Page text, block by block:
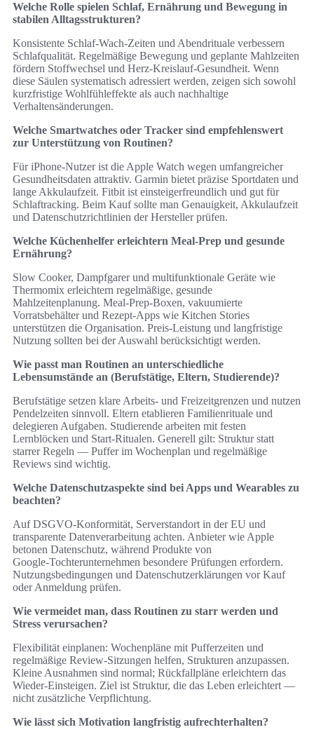
Welche Rolle spielen Schlaf, Ernährung und Bewegung in
stabilen Alltagsstrukturen?
Konsistente Schlaf‑Wach‑Zeiten und Abendrituale verbessern
Schlafqualität. Regelmäßige Bewegung und geplante Mahlzeiten
fördern Stoffwechsel und Herz‑Kreislauf‑Gesundheit. Wenn
diese Säulen systematisch adressiert werden, zeigen sich sowohl
kurzfristige Wohlfühleffekte als auch nachhaltige
Verhaltensänderungen.
Welche Smartwatches oder Tracker sind empfehlenswert
zur Unterstützung von Routinen?
Für iPhone‑Nutzer ist die Apple Watch wegen umfangreicher
Gesundheitsdaten attraktiv. Garmin bietet präzise Sportdaten und
lange Akkulaufzeit. Fitbit ist einsteigerfreundlich und gut für
Schlaftracking. Beim Kauf sollte man Genauigkeit, Akkulaufzeit
und Datenschutzrichtlinien der Hersteller prüfen.
Welche Küchenhelfer erleichtern Meal‑Prep und gesunde
Ernährung?
Slow Cooker, Dampfgarer und multifunktionale Geräte wie
Thermomix erleichtern regelmäßige, gesunde
Mahlzeitenplanung. Meal‑Prep‑Boxen, vakuumierte
Vorratsbehälter und Rezept‑Apps wie Kitchen Stories
unterstützen die Organisation. Preis‑Leistung und langfristige
Nutzung sollten bei der Auswahl berücksichtigt werden.
Wie passt man Routinen an unterschiedliche
Lebensumstände an (Berufstätige, Eltern, Studierende)?
Berufstätige setzen klare Arbeits‑ und Freizeitgrenzen und nutzen
Pendelzeiten sinnvoll. Eltern etablieren Familienrituale und
delegieren Aufgaben. Studierende arbeiten mit festen
Lernblöcken und Start‑Ritualen. Generell gilt: Struktur statt
starrer Regeln — Puffer im Wochenplan und regelmäßige
Reviews sind wichtig.
Welche Datenschutzaspekte sind bei Apps und Wearables zu
beachten?
Auf DSGVO-Konformität, Serverstandort in der EU und
transparente Datenverarbeitung achten. Anbieter wie Apple
betonen Datenschutz, während Produkte von
Google‑Tochterunternehmen besondere Prüfungen erfordern.
Nutzungsbedingungen und Datenschutzerklärungen vor Kauf
oder Anmeldung prüfen.
Wie vermeidet man, dass Routinen zu starr werden und
Stress verursachen?
Flexibilität einplanen: Wochenpläne mit Pufferzeiten und
regelmäßige Review‑Sitzungen helfen, Strukturen anzupassen.
Kleine Ausnahmen sind normal; Rückfallpläne erleichtern das
Wieder-Einsteigen. Ziel ist Struktur, die das Leben erleichtert —
nicht zusätzliche Verpflichtung.
Wie lässt sich Motivation langfristig aufrechterhalten?